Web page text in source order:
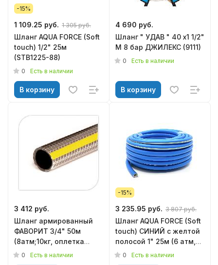
-15%
1 109.25 руб. 1 305 руб.
Шланг AQUA FORCE (Soft
touch) 1/2" 25м
(STB1225-88)
0 Есть в наличии
В корзину
4 690 руб.
Шланг " УДАВ " 40 х1 1/2"
М 8 бар ДЖИЛЕКС (9111)
0 Есть в наличии
В корзину
3 412 руб.
Шланг армированный
ФАВОРИТ 3/4" 50м
(8атм;10кг, оплетка
чулок)
0 Есть в наличии
-15%
3 235.95 руб. 3 807 руб.
Шланг AQUA FORCE (Soft
touch) СИНИЙ с желтой
полосой 1" 25м (6 атм,
9,5кг)
0 Есть в наличии